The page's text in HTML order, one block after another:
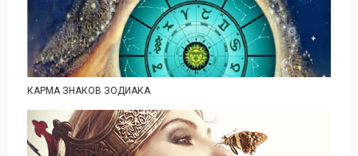
КАРМА ЗНАКОВ ЗОДИАКА